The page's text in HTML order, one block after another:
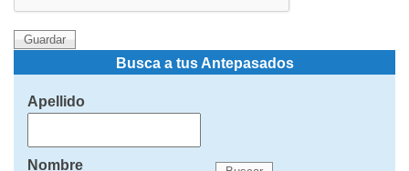
Busca a tus Antepasados
Apellido
Nombre